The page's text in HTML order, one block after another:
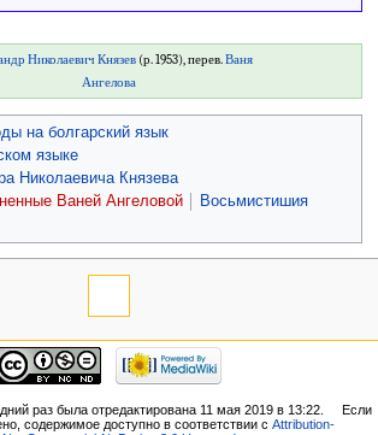
Николаевич Князев (р. 1953), перев.Ваня
Ангелова
на болгарский язык
языке
Николаевича Князева
Ваней Ангеловой
Восьмистишия
раз была отредактирована 11 мая 2019 в 13:22.
Если
содержимое доступно в соответствии сAttribution-